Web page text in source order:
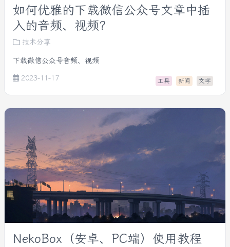
如何优雅的下载微信公众号文章中插
入的音频、视频？
技术分享
下载微信公众号音频、视频
2023-11-17
工具 新闻 文字
NekoBox（安卓、PC端）使用教程